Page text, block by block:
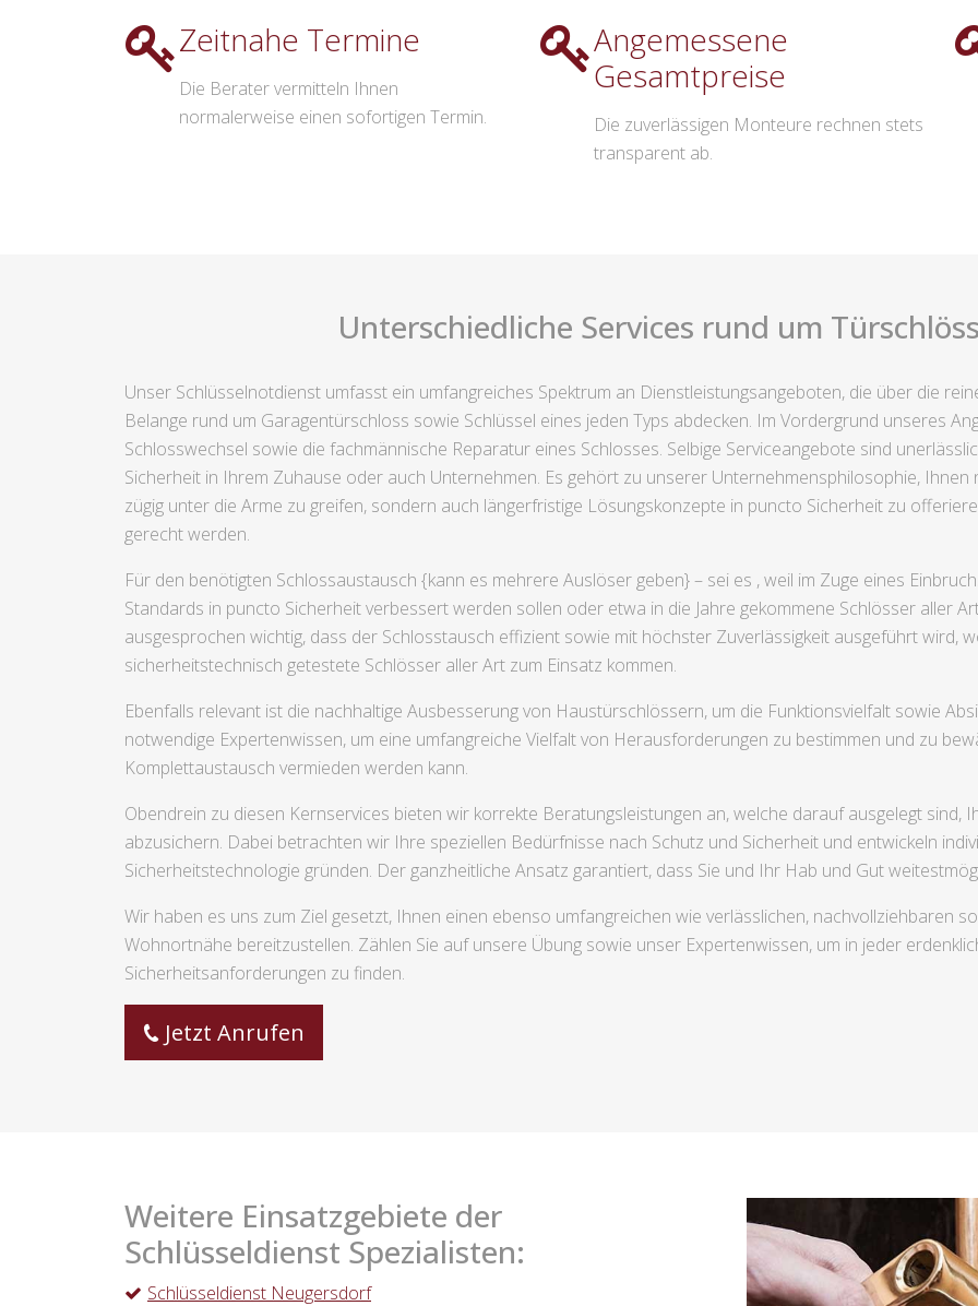
Zeitnahe Termine
Die Berater vermitteln Ihnen
normalerweise einen sofortigen Termin.
Angemessene
Gesamtpreise
Die zuverlässigen Monteure rechnen stets
transparent ab.
Unterschiedliche Services rund um
Unser Schlüsselnotdienst umfasst ein umfangreiches Spektrum an Dienstleistungsangeboten, die über die
Belange rund um Garagentürschloss sowie Schlüssel eines jeden Typs abdecken. Im Vordergrund unseres
Schlosswechsel sowie die fachmännische Reparatur eines Schlosses. Selbige Serviceangebote sind
Sicherheit in Ihrem Zuhause oder auch Unternehmen. Es gehört zu unserer Unternehmensphilosophie,
zügig unter die Arme zu greifen, sondern auch längerfristige Lösungskonzepte in puncto Sicherheit zu
gerecht werden.
Für den benötigten Schlossaustausch {kann es mehrere Auslöser geben} – sei es , weil im Zuge eines
Standards in puncto Sicherheit verbessert werden sollen oder etwa in die Jahre gekommene Schlösser aller
ausgesprochen wichtig, dass der Schlosstausch effizient sowie mit höchster Zuverlässigkeit ausgeführt wird,
sicherheitstechnisch getestete Schlösser aller Art zum Einsatz kommen.
Ebenfalls relevant ist die nachhaltige Ausbesserung von Haustürschlössern, um die Funktionsvielfalt sowie
notwendige Expertenwissen, um eine umfangreiche Vielfalt von Herausforderungen zu bestimmen und zu
Komplettaustausch vermieden werden kann.
Obendrein zu diesen Kernservices bieten wir korrekte Beratungsleistungen an, welche darauf ausgelegt sind,
abzusichern. Dabei betrachten wir Ihre speziellen Bedürfnisse nach Schutz und Sicherheit und entwickeln
Sicherheitstechnologie gründen. Der ganzheitliche Ansatz garantiert, dass Sie und Ihr Hab und Gut
Wir haben es uns zum Ziel gesetzt, Ihnen einen ebenso umfangreichen wie verlässlichen, nachvollziehbaren
Wohnortnähe bereitzustellen. Zählen Sie auf unsere Übung sowie unser Expertenwissen, um in jeder
Sicherheitsanforderungen zu finden.
Jetzt Anrufen
Weitere Einsatzgebiete der
Schlüsseldienst Spezialisten:
Schlüsseldienst Neugersdorf